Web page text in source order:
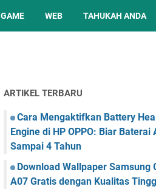
GAME WEB TAHUKAH ANDA
ARTIKEL TERBARU
Cara Mengaktifkan Battery
Engine di HP OPPO: Biar Baterai
Sampai 4 Tahun
Download Wallpaper Samsung
A07 Gratis dengan Kualitas